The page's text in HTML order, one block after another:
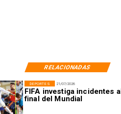
RELACIONADAS
21/07/2026
FIFA investiga incidentes al
final del Mundial
DEPORTES